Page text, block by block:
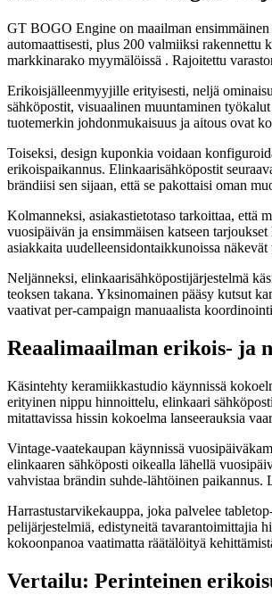
GT BOGO Engine on maailman
automaattisesti, plus 200 valmiiksi
markkinarako myymälöissä . Rajoitettu
Erikoisjälleenmyyjille erityisesti, neljä
sähköpostit, visuaalinen muuntaminen
tuotemerkin johdonmukaisuus ja aitous ovat
Toiseksi, design kuponkia voidaan
erikoispaikannus. Elinkaarisähköpostit
brändiisi sen sijaan, että se pakottaisi oman
Kolmanneksi, asiakastietotaso tarkoittaa, että
vuosipäivän ja ensimmäisen katseen
asiakkaita uudelleensidontaikkunoissa
Neljänneksi, elinkaarisähköpostijärjestelmä
teoksen takana. Yksinomainen pääsy kutsut
vaativat per-campaign manuaalista
Reaalimaailman erikois- ja
Käsintehty keramiikkastudio käynnissä
erityinen nippu hinnoittelu, elinkaari
mitattavissa hissin kokoelma lanseerauksia
Vintage-vaatekaupan käynnissä
elinkaaren sähköposti oikealla lähellä
vahvistaa brändin suhde-lähtöinen paikannus.
Harrastustarvikekauppa, joka palvelee
pelijärjestelmiä, edistyneitä tavarantoimittajia
kokoonpanoa vaatimatta räätälöityä
Vertailu: Perinteinen